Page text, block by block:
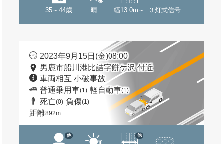
35～44歳 晴 幅13.0m～ ３灯式信号
2023年9月15日(金)08:00
男鹿市船川港比詰字餅ケ沢 付近
車両相互 小破事故
普通乗用車(1) 軽自動車(1)
死亡(0) 負傷(1)
距離892m
他 他